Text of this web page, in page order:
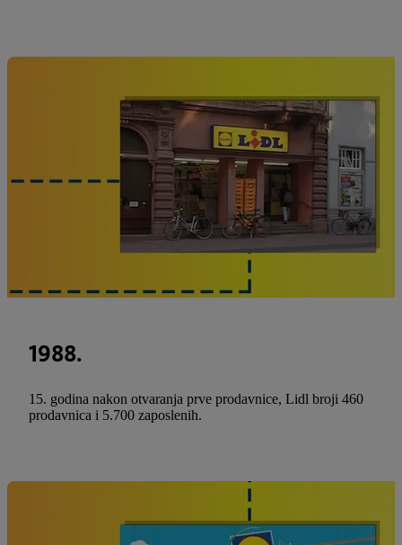
1988.
15. godina nakon otvaranja prve prodavnice, Lidl broji 460
prodavnica i 5.700 zaposlenih.